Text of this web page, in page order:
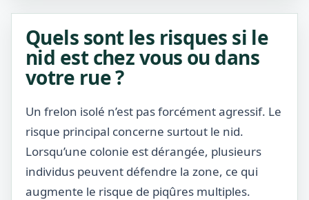
Quels sont les risques si le
nid est chez vous ou dans
votre rue ?
Un frelon isolé n’est pas forcément agressif. Le
risque principal concerne surtout le nid.
Lorsqu’une colonie est dérangée, plusieurs
individus peuvent défendre la zone, ce qui
augmente le risque de piqûres multiples.